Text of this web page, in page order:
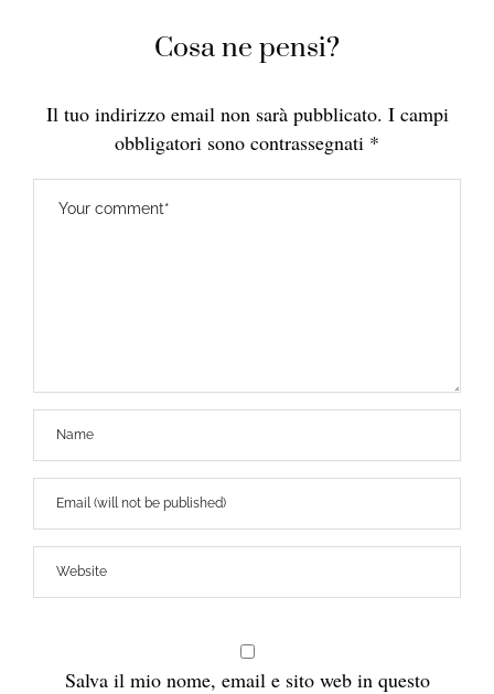
Cosa ne pensi?
Il tuo indirizzo email non sarà pubblicato. I campi
obbligatori sono contrassegnati *
Salva il mio nome, email e sito web in questo